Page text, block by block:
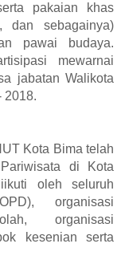
pakaian khas
sebagainya)
pawai budaya.
mewarnai
jabatan Walikota
2018.
Kota Bima telah
di Kota
oleh seluruh
organisasi
organisasi
kesenian serta